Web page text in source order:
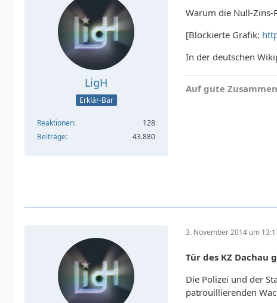
LigH
Erklär-Bär
Reaktionen
128
Beiträge
43.880
Warum die Null-
[Blockierte Grafik:
In der deutschen
Auf gute
3. November 2014 um
Tür des KZ Dachau
Die Polizei und der
patrouillierenden